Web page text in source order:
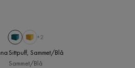
+2
Sittpuff, Sammet/Blå
Sammet/Blå